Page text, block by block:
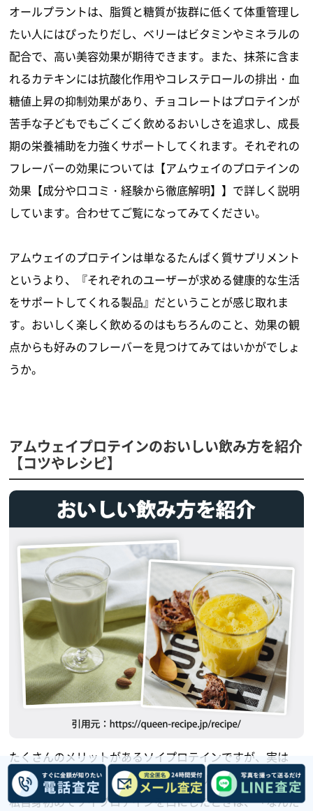
オールプラントは、脂質と糖質が抜群に低くて体重管理し
たい人にはぴったりだし、ベリーはビタミンやミネラルの
配合で、高い美容効果が期待できます。また、抹茶に含ま
れるカテキンには抗酸化作用やコレステロールの排出・血
糖値上昇の抑制効果があり、チョコレートはプロテインが
苦手な子どもでもごくごく飲めるおいしさを追求し、成長
期の栄養補助を力強くサポートしてくれます。それぞれの
フレーバーの効果については【アムウェイのプロテインの
効果【成分や口コミ・経験から徹底解明】】で詳しく説明
しています。合わせてご覧になってみてください。
アムウェイのプロテインは単なるたんぱく質サプリメント
というより、『それぞれのユーザーが求める健康的な生活
をサポートしてくれる製品』だということが感じ取れま
す。おいしく楽しく飲めるのはもちろんのこと、効果の観
点からも好みのフレーバーを見つけてみてはいかがでしょ
うか。
アムウェイプロテインのおいしい飲み方を紹介
【コツやレシピ】
たくさんのメリットがあるソイプロテインですが、実は
『味のクセが強い』という大きなデメリットがあります。
私自身初めてソイプロテインを口にしたときは、「なんだ